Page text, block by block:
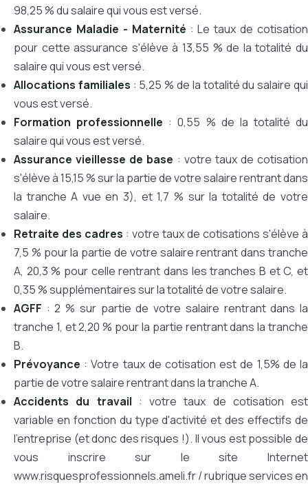
98,25 % du salaire qui vous est versé.
Assurance Maladie - Maternité : Le taux de cotisation
pour cette assurance s'élève à 13,55 % de la totalité du
salaire qui vous est versé.
Allocations familiales : 5,25 % de la totalité du salaire qui
vous est versé.
Formation professionnelle : 0,55 % de la totalité du
salaire qui vous est versé.
Assurance vieillesse de base : votre taux de cotisation
s'élève à 15,15 % sur la partie de votre salaire rentrant dans
la tranche A vue en 3), et 1,7 % sur la totalité de votre
salaire.
Retraite des cadres : votre taux de cotisations s'élève à
7,5 % pour la partie de votre salaire rentrant dans tranche
A, 20,3 % pour celle rentrant dans les tranches B et C, et
0,35 % supplémentaires sur la totalité de votre salaire.
AGFF : 2 % sur partie de votre salaire rentrant dans la
tranche 1, et 2,20 % pour la partie rentrant dans la tranche
B.
Prévoyance : Votre taux de cotisation est de 1,5% de la
partie de votre salaire rentrant dans la tranche A.
Accidents du travail : votre taux de cotisation est
variable en fonction du type d'activité et des effectifs de
l'entreprise (et donc des risques !). Il vous est possible de
vous inscrire sur le site Internet
www.risquesprofessionnels.ameli.fr / rubrique services en